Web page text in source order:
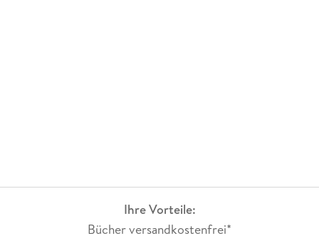
Ihre Vorteile:
Bücher versandkostenfrei*